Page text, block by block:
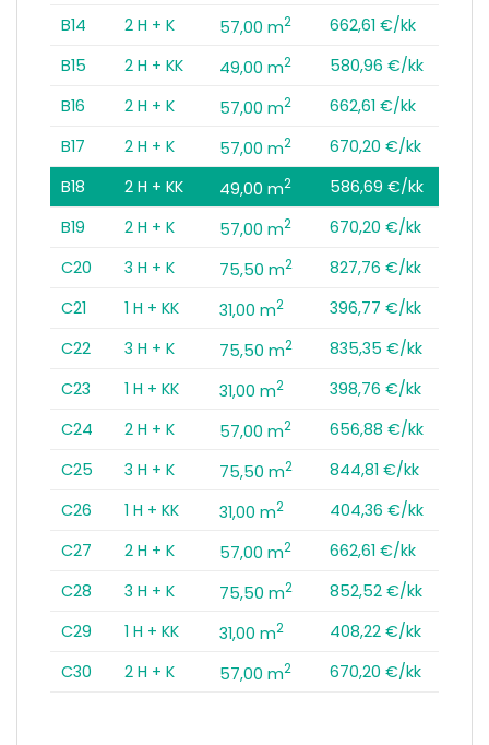
B14
2 H + K 57,00 m2
662,61 €/kk
B15
2 H + KK 49,00 m2
580,96 €/kk
B16
2 H + K 57,00 m2
662,61 €/kk
B17
2 H + K 57,00 m2
670,20 €/kk
B18
2 H + KK 49,00 m2
586,69 €/kk
B19
2 H + K 57,00 m2
670,20 €/kk
C20
3 H + K 75,50 m2
827,76 €/kk
C21
1 H + KK 31,00 m2
396,77 €/kk
C22
3 H + K 75,50 m2
835,35 €/kk
C23
1 H + KK 31,00 m2
398,76 €/kk
C24
2 H + K 57,00 m2
656,88 €/kk
C25
3 H + K 75,50 m2
844,81 €/kk
C26
1 H + KK 31,00 m2
404,36 €/kk
C27
2 H + K 57,00 m2
662,61 €/kk
C28
3 H + K 75,50 m2
852,52 €/kk
C29
1 H + KK 31,00 m2
408,22 €/kk
C30
2 H + K 57,00 m2 670,20 €/kk